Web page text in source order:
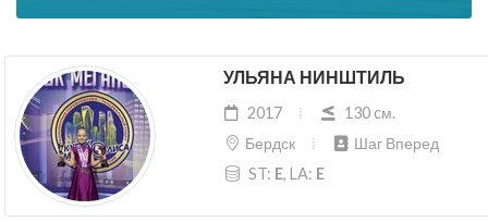
УЛЬЯНА НИНШТИЛЬ
2017
130 cм.
Бердск
Шаг Вперед
ST: E, LA: E